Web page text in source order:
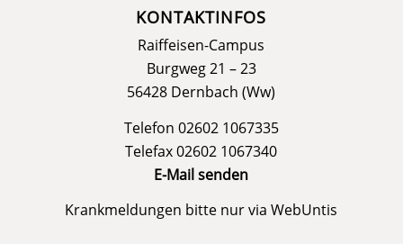
KONTAKTINFOS
Raiffeisen-Campus
Burgweg 21 – 23
56428 Dernbach (Ww)
Telefon 02602 1067335
Telefax 02602 1067340
E-Mail senden
Krankmeldungen bitte nur viaWebUntis